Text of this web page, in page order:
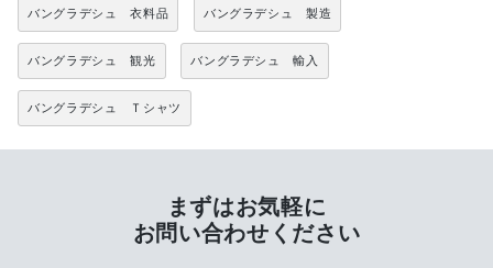
バングラデシュ 衣料品 バングラデシュ 製造
バングラデシュ 観光 バングラデシュ 輸入
バングラデシュ Ｔシャツ
まずはお気軽に
お問い合わせください